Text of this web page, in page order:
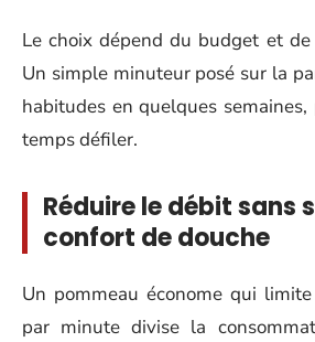
Le choix dépend du budget et de
Un simple minuteur posé sur la
habitudes en quelques semaines,
temps défiler.
Réduire le débit sans
confort de douche
Un pommeau économe qui
par minute divise la